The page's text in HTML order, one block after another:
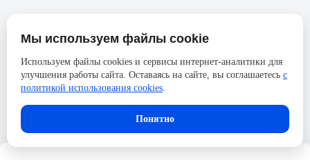
Производитель
Серия
Acti 9
Номинальный ток
Напряжение, В
72
Количество полюсов
Пожалуйста, авторизуйтесь, чтобы иметь
возможность оставлять вопросы.
Представленные изображения и характеристики могут отличаться от реального
без предварительного уведомления. Компания АйДистрибьют не несёт
ответственности в случае не соответствия текущей модели товаров фотографиям,
размещённым в карточке товара.
Мы используем файлы cookie
Используем файлы cookies и сервисы интернет-аналитики для
улучшения работы сайта. Оставаясь на сайте, вы соглашаетесь с
политикой использования cookies.
Понятно